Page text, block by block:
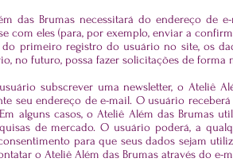
das Brumas necessitará do endereço de
com eles (para, por exemplo, enviar a
do primeiro registro do usuário no site, os
no futuro, possa fazer solicitações de forma
subscrever uma newsletter, o Ateliê
seu endereço de e-mail. O usuário
alguns casos, o Ateliê Além das Brumas
de mercado. O usuário poderá, a
para que seus dados sejam
o Ateliê Além das Brumas através do e-